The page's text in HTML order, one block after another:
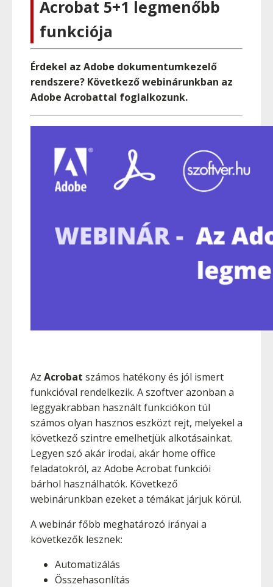
Acrobat 5+1 legmenőbb
funkciója
Érdekel az Adobe dokumentumkezelő
rendszere? Következő webinárunkban az
Adobe Acrobattal foglalkozunk.
Az Acrobat számos hatékony és jól ismert
funkcióval rendelkezik. A szoftver azonban a
leggyakrabban használt funkciókon túl
számos olyan hasznos eszközt rejt, melyekel a
következő szintre emelhetjük alkotásainkat.
Legyen szó akár irodai, akár home office
feladatokról, az Adobe Acrobat funkciói
bárhol használhatók. Következő
webinárunkban ezeket a témákat járjuk körül.
A webinár főbb meghatározó irányai a
következők lesznek:
Automatizálás
Összehasonlítás